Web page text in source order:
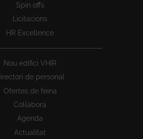
Spin offs
Licitacions
HR Excellence
Nou edifici VHIR
de personal
Ofertes de feina
Col·labora
Agenda
Actualitat